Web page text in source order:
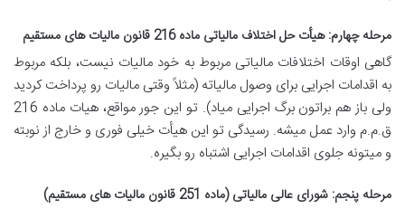
مرحله چهارم: هیأت حل اختلاف مالیاتی ماده 216 قانون مالیات های مستقیم
گاهی اوقات اختلافات مالیاتی مربوط به خود مالیات نیست، بلکه مربوط
به اقدامات اجرایی برای وصول مالیاته (مثلاً وقتی مالیات رو پرداخت کردید
ولی باز هم براتون برگ اجرایی میاد). تو این جور مواقع، هیات ماده 216
ق.م.م وارد عمل میشه. رسیدگی تو این هیأت خیلی فوری و خارج از نوبته
و میتونه جلوی اقدامات اجرایی اشتباه رو بگیره.
مرحله پنجم: شورای عالی مالیاتی (ماده 251 قانون مالیات های مستقیم)